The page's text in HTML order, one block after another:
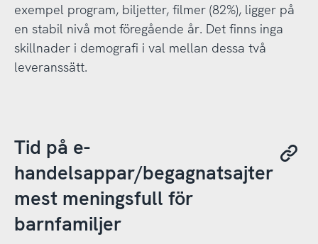
exempel program, biljetter, filmer (82%), ligger på
en stabil nivå mot föregående år. Det finns inga
skillnader i demografi i val mellan dessa två
leveranssätt.
Tid på e-
handelsappar/begagnatsajter
mest meningsfull för
barnfamiljer